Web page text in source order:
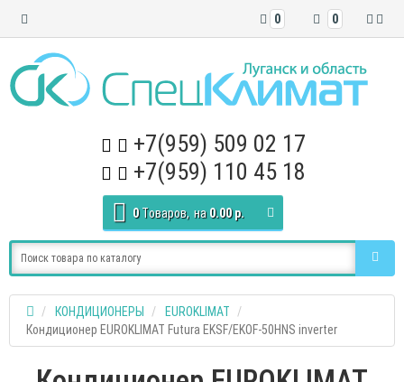
0
0
+7(959) 509 02 17
+7(959) 110 45 18
0 Tоваров, на 0.00 р.
КОНДИЦИОНЕРЫ
EUROKLIMAT
Кондиционер EUROKLIMAT Futura EKSF/EKOF-50HNS inverter